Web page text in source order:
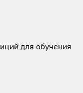
для обучения